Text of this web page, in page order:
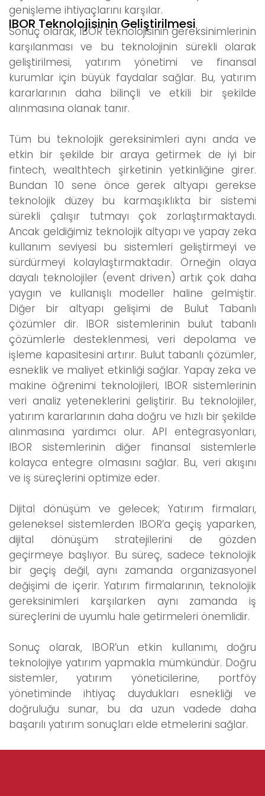
genişleme ihtiyaçlarını karşılar.
IBOR Teknolojisinin Geliştirilmesi
Sonuç olarak, IBOR teknolojisinin gereksinimlerinin
karşılanması ve bu teknolojinin sürekli olarak
geliştirilmesi, yatırım yönetimi ve finansal
kurumlar için büyük faydalar sağlar. Bu, yatırım
kararlarının daha bilinçli ve etkili bir şekilde
alınmasına olanak tanır.
Tüm bu teknolojik gereksinimleri aynı anda ve
etkin bir şekilde bir araya getirmek de iyi bir
fintech, wealthtech şirketinin yetkinliğine girer.
Bundan 10 sene önce gerek altyapı gerekse
teknolojik düzey bu karmaşıklıkta bir sistemi
sürekli çalışır tutmayı çok zorlaştırmaktaydı.
Ancak geldiğimiz teknolojik altyapı ve yapay zeka
kullanım seviyesi bu sistemleri geliştirmeyi ve
sürdürmeyi kolaylaştırmaktadır. Örneğin olaya
dayalı teknolojiler (event driven) artık çok daha
yaygın ve kullanışlı modeller haline gelmiştir.
Diğer bir altyapı gelişimi de Bulut Tabanlı
çözümler dir. IBOR sistemlerinin bulut tabanlı
çözümlerle desteklenmesi, veri depolama ve
işleme kapasitesini artırır. Bulut tabanlı çözümler,
esneklik ve maliyet etkinliği sağlar. Yapay zeka ve
makine öğrenimi teknolojileri, IBOR sistemlerinin
veri analiz yeteneklerini geliştirir. Bu teknolojiler,
yatırım kararlarının daha doğru ve hızlı bir şekilde
alınmasına yardımcı olur. API entegrasyonları,
IBOR sistemlerinin diğer finansal sistemlerle
kolayca entegre olmasını sağlar. Bu, veri akışını
ve iş süreçlerini optimize eder.
Dijital dönüşüm ve gelecek; Yatırım firmaları,
geleneksel sistemlerden IBOR’a geçiş yaparken,
dijital dönüşüm stratejilerini de gözden
geçirmeye başlıyor. Bu süreç, sadece teknolojik
bir geçiş değil, aynı zamanda organizasyonel
değişimi de içerir. Yatırım firmalarının, teknolojik
gereksinimleri karşılarken aynı zamanda iş
süreçlerini de uyumlu hale getirmeleri önemlidir.
Sonuç olarak, IBOR’un etkin kullanımı, doğru
teknolojiye yatırım yapmakla mümkündür. Doğru
sistemler, yatırım yöneticilerine, portföy
yönetiminde ihtiyaç duydukları esnekliği ve
doğruluğu sunar, bu da uzun vadede daha
başarılı yatırım sonuçları elde etmelerini sağlar.